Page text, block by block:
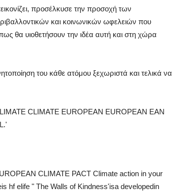
προσέλκυσε την προσοχή των
και κοινωνικών ωφελειών που
θα υιοθετήσουν την ιδέα αυτή και στη χώρα
του κάθε ατόμου ξεχωριστά και τελικά να